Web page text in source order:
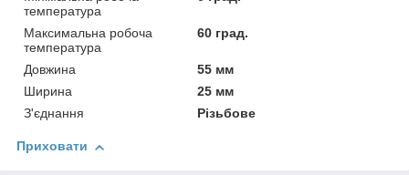
температура
Максимальна робоча
температура
60 град.
Довжина
55 мм
Ширина
25 мм
З'єднання
Різьбове
Приховати